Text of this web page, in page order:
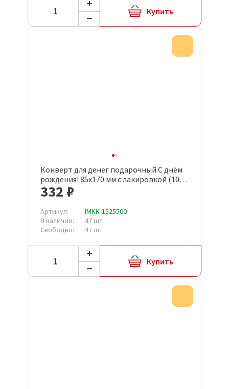
Купить
Конверт для денег подарочный С днём
рождения! 85x170 мм с лакировкой (10
штук в упаковке, 1498-05)
332 ₽
Артикул:
IMKK-1525500
В наличии:
47 шт
Свободно:
47 шт
Купить